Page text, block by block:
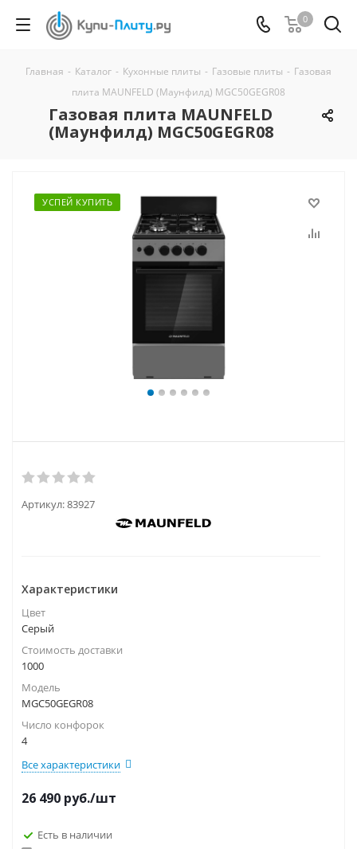
0
Главная - Каталог - Кухонные плиты - Газовые плиты - Газовая
плита MAUNFELD (Маунфилд) MGC50GEGR08
Газовая плита MAUNFELD
(Маунфилд) MGC50GEGR08
УСПЕЙ КУПИТЬ
Артикул:83927
Характеристики
Цвет
Серый
Стоимость доставки
1000
Модель
MGC50GEGR08
Число конфорок
4
Все характеристики
26 490 руб./шт
Есть в наличии